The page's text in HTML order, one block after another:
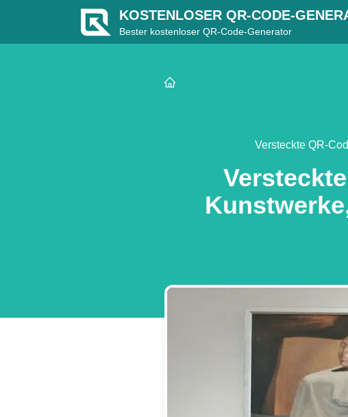
KOSTENLOSER QR-CODE-
Bester kostenloser QR-Code-Generator
Versteckte QR-